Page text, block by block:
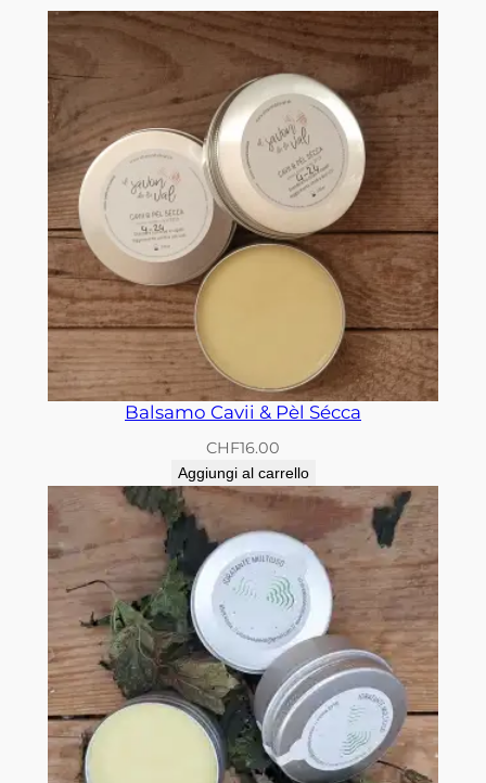
Balsamo Cavii & Pèl Sécca
CHF16.00
Aggiungi al carrello